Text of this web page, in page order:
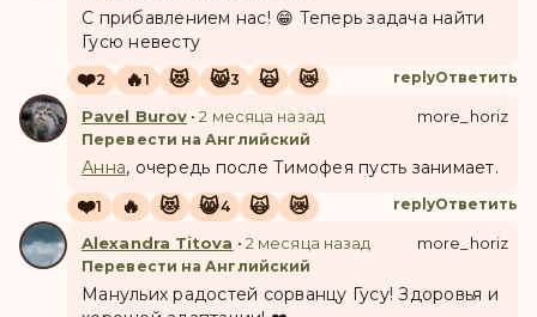
С прибавлением нас! 😁 Теперь задача найти
Гусю невесту
❤️2 🔥1 😻 😸3 🙀 😿 replyОтветить
Pavel Burov •2 месяца назад
Перевести на Английский
more_horiz
Анна, очередь после Тимофея пусть занимает.
❤️1 🔥 😻 😸4 🙀 😿 replyОтветить
Alexandra Titova • 2 месяца назад
Перевести на Английский
more_horiz
Манульих радостей сорванцу Гусу! Здоровья и